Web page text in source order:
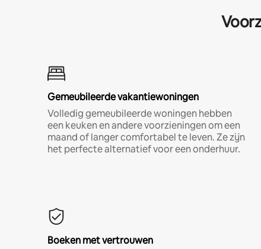
Gemeubileerde vakantiewoningen
Volledig gemeubileerde woningen hebben
een keuken en andere voorzieningen om een
maand of langer comfortabel te leven. Ze zijn
het perfecte alternatief voor een onderhuur.
Boeken met vertrouwen